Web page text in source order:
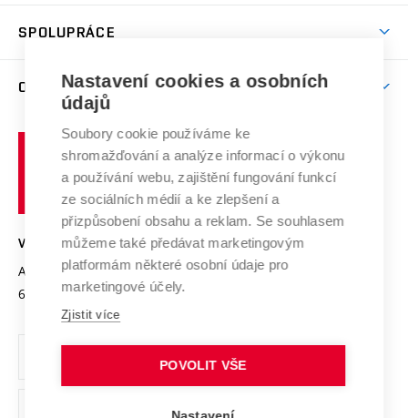
Brno
Celoživotní vzdělávání
E-přihláška
Harmonogram akademického roku
Závěrečné práce
Doktorské studium
Zpracování osobních údajů studentů
Sociální bezpečí
Studium bez bariér
Podpora podnikání
Mezinárodní vědecká rada
Systém zajišťování kvality výzkumu
Výzkumné infrastruktury
Transfer znalostí
Open Science
Projekty
Projekty ze strukturálních fondů
Specifický výzkum
SPOLUPRÁCE
Zahraniční spolupráce
Spolupráce se školami
Služby univerzity
Mezinárodní dohody
Univerzitní sítě
O UNIVERZITĚ
Profil univerzity
Udržitelná univerzita
Podnikavá univerzita / ContriBUTe
Bezpečná univerzita
Vyznamenání
Organizační struktura
Ochrana osobních údajů
učení
technické
VYSOKÉ UČENÍ TECHNICKÉ V BRNĚ
Antonínská 548/1
602 00 Brno
www.vut.cz
vut@vutbr.cz
Nastavení cookies a osobních
údajů
Soubory cookie používáme ke
shromažďování a analýze informací o výkonu
a používání webu, zajištění fungování funkcí
ze sociálních médií a ke zlepšení a
přizpůsobení obsahu a reklam. Se souhlasem
můžeme také předávat marketingovým
platformám některé osobní údaje pro
marketingové účely.
Zjistit více
POVOLIT VŠE